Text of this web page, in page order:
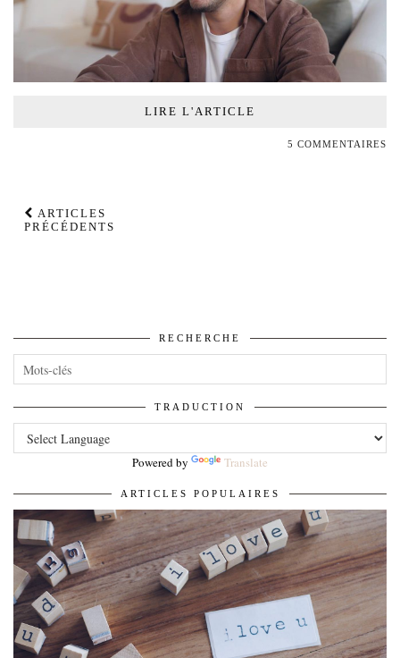
LIRE L'ARTICLE
5 COMMENTAIRES
ARTICLES
PRÉCÉDENTS
RECHERCHE
TRADUCTION
Powered by Translate
ARTICLES POPULAIRES